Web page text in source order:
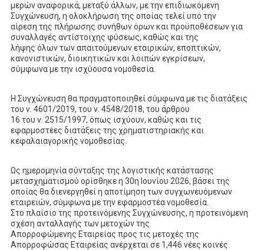
μερών αναφορικά, μεταξύ άλλων, με την επιδιωκόμενη
Συγχώνευση, η ολοκλήρωση της οποίας τελεί υπό την
αίρεση της πλήρωσης συνήθων όρων και προϋποθέσεων για
συναλλαγές αντίστοιχης φύσεως, καθώς και της
λήψης όλων των απαιτούμενων εταιρικών, εποπτικών,
κανονιστικών, διοικητικών και λοιπών εγκρίσεων,
σύμφωνα με την ισχύουσα νομοθεσία.
Η Συγχώνευση θα πραγματοποιηθεί σύμφωνα με τις διατάξεις
του ν. 4601/2019, του ν. 4548/2018, του άρθρου
16 του ν. 2515/1997, όπως ισχύουν, καθώς και τις
εφαρμοστέες διατάξεις της χρηματιστηριακής και
κεφαλαιαγορικής νομοθεσίας.
Ως ημερομηνία σύνταξης της λογιστικής κατάστασης
μετασχηματισμού ορίσθηκε η 30η Ιουνίου 2026, βάσει της
οποίας θα διενεργηθεί η αποτίμηση των συγχωνευόμενων
εταιρειών, σύμφωνα με την εφαρμοστέα νομοθεσία.
Στο πλαίσιο της προτεινόμενης Συγχώνευσης, η προτεινόμενη
σχέση ανταλλαγής των μετοχών της
Απορροφώμενης Εταιρείας προς τις μετοχές της
Απορροφώσας Εταιρείας ανέρχεται σε 1,446 νέες κοινές